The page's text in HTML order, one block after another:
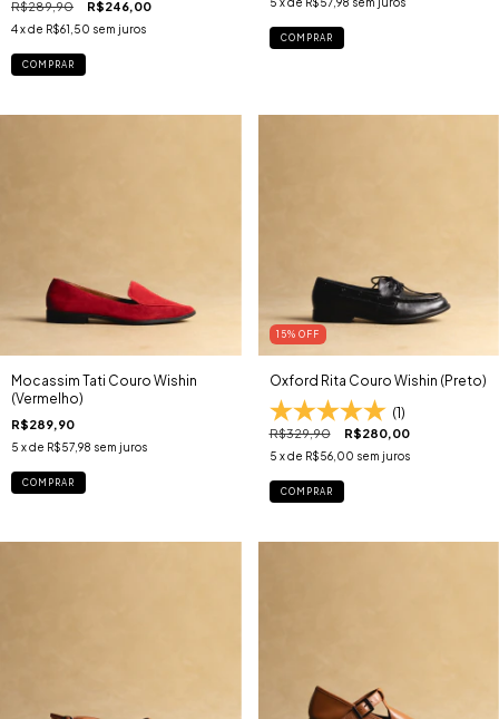
R$289,90 R$246,00
4x de R$61,50 sem juros
COMPRAR
COMPRAR
Mocassim Tati Couro Wishin
(Vermelho)
R$289,90
5 x de R$57,98 sem juros
COMPRAR
15% OFF
Oxford Rita Couro Wishin (Preto)
(1)
R$329,90 R$280,00
5 x de R$56,00 sem juros
COMPRAR